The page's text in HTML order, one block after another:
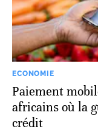
ECONOMIE
Paiement
africains où la
crédit